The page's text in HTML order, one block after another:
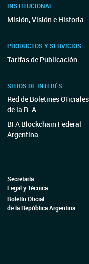
INSTITUCIONAL
Misión, Visión e Historia
PRODUCTOS Y SERVICIOS
Tarifas de Publicación
SITIOS DE INTERÉS
Red de Boletines Oficiales
de la R. A.
BFA Blockchain Federal
Argentina
Secretaría
Legal y Técnica
Boletín Oficial
de la República Argentina